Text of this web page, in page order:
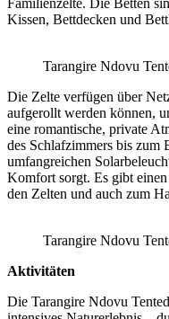
Kissen, Bettdecken und
Tarangire Ndovu
Die Zelte verfügen über
aufgerollt werden können,
eine romantische, private
des Schlafzimmers bis zum
umfangreichen
Komfort sorgt. Es gibt
den Zelten und auch zum
Tarangire Ndovu
Aktivitäten
Die Tarangire Ndovu